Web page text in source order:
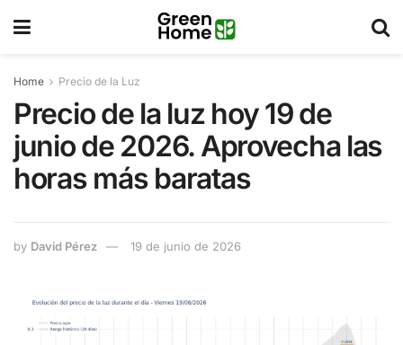
Home Precio de la Luz
Precio de la luz hoy 19 de
junio de 2026. Aprovecha las
horas más baratas
by David Pérez 19 de junio de 2026